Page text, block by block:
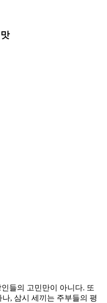
들의 고민만이 아니다. 또
, 삼시 세끼는 주부들의 평